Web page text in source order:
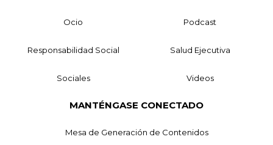
Ocio Podcast
Responsabilidad Social Salud Ejecutiva
Sociales Videos
MANTÉNGASE CONECTADO
Mesa de Generación de Contenidos